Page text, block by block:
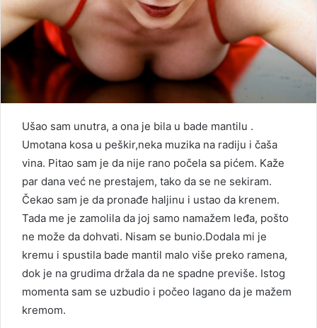
Ušao sam unutra, a ona je bila u bade mantilu .
Umotana kosa u peškir,neka muzika na radiju i čaša
vina. Pitao sam je da nije rano počela sa pićem. Kaže
par dana već ne prestajem, tako da se ne sekiram.
Čekao sam je da pronađe haljinu i ustao da krenem.
Tada me je zamolila da joj samo namažem leđa, pošto
ne može da dohvati. Nisam se bunio.Dodala mi je
kremu i spustila bade mantil malo više preko ramena,
dok je na grudima držala da ne spadne previše. Istog
momenta sam se uzbudio i počeo lagano da je mažem
kremom.